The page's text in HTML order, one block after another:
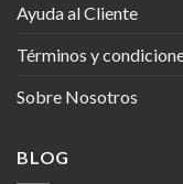
Ayuda al Cliente
Términos y
Sobre Nosotros
BLOG